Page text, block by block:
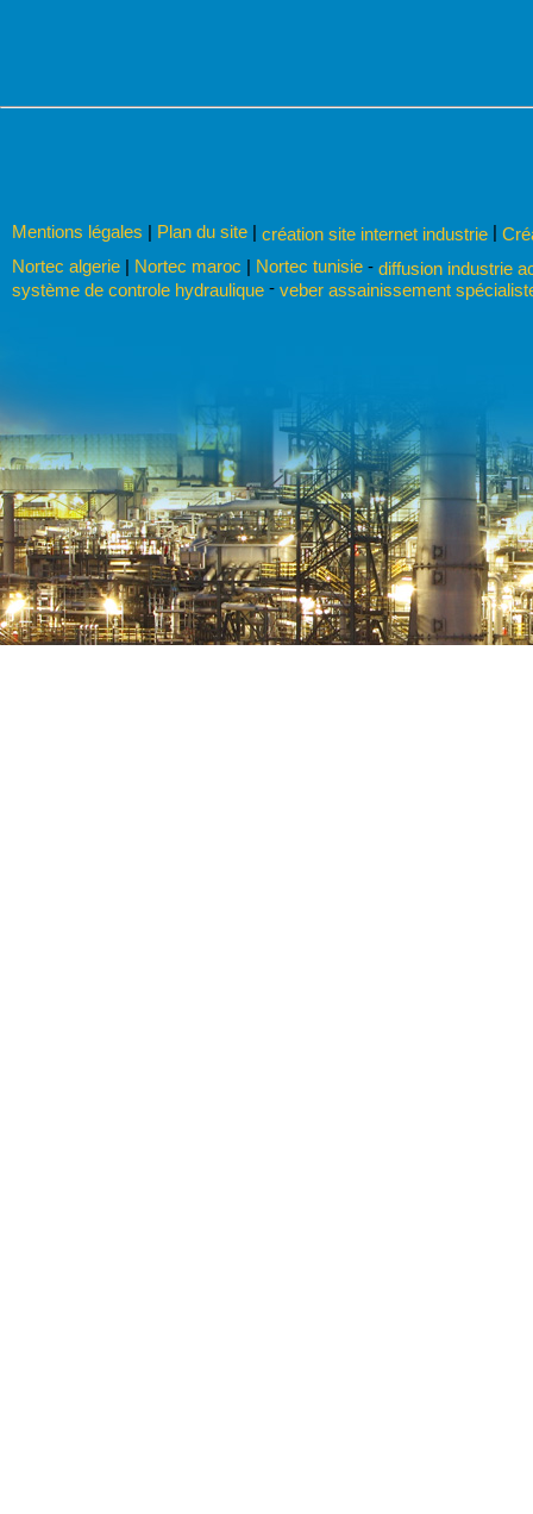
Mentions légales | Plan du site | création site internet industrie |
Nortec algerie | Nortec maroc | Nortec tunisie - diffusion industrie
système de controle hydraulique - veber assainissement